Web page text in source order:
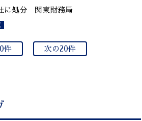
に処分 関東財務局
件
次の20件